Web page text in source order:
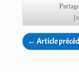
← Article